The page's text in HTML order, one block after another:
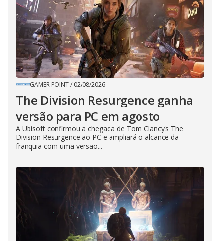
GAMER POINT/ 02/08/2026
The Division Resurgence ganha
versão para PC em agosto
A Ubisoft confirmou a chegada de Tom Clancy’s The
Division Resurgence ao PC e ampliará o alcance da
franquia com uma versão...